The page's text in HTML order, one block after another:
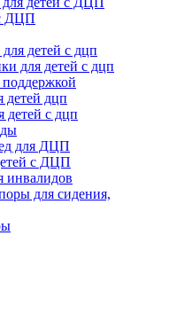
ДЦП
детей с дцп
для детей с дцп
детей дцп
детей с дцп
для ДЦП
с ДЦП
инвалидов
для сидения,